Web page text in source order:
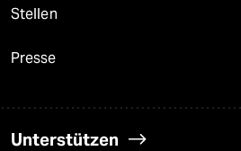
Stellen
Presse
Unterstützen